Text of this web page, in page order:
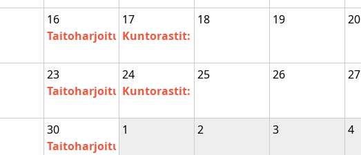
16
Taitoharjoitus
17
Kuntorastit: Touruvuori, Pillilammenpuisto
18 19 20
23
Taitoharjoitus
24
Kuntorastit: Mannisenmäki
25 26 27
30
Taitoharjoitus
1 2 3 4